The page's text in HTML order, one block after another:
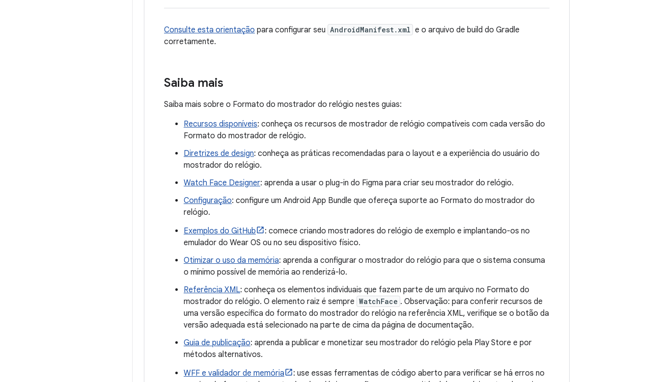
Consulte esta orientação para configurar seu AndroidManifest.xml e o arquivo de build do Gradle
corretamente.
Saiba mais
Saiba mais sobre o Formato do mostrador do relógio nestes guias:
Recursos disponíveis: conheça os recursos de mostrador de relógio compatíveis com cada versão do
Formato do mostrador de relógio.
Diretrizes de design: conheça as práticas recomendadas para o layout e a experiência do usuário do
mostrador do relógio.
Watch Face Designer: aprenda a usar o plug-in do Figma para criar seu mostrador do relógio.
Configuração: configure um Android App Bundle que ofereça suporte ao Formato do mostrador do
relógio.
Exemplos do GitHub
: comece criando mostradores do relógio de exemplo e implantando-os no
emulador do Wear OS ou no seu dispositivo físico.
Otimizar o uso da memória: aprenda a configurar o mostrador do relógio para que o sistema consuma
o mínimo possível de memória ao renderizá-lo.
Referência XML: conheça os elementos individuais que fazem parte de um arquivo no Formato do
mostrador do relógio. O elemento raiz é sempre WatchFace . Observação: para conferir recursos de
uma versão específica do formato do mostrador do relógio na referência XML, verifique se o botão da
versão adequada está selecionado na parte de cima da página de documentação.
Guia de publicação: aprenda a publicar e monetizar seu mostrador do relógio pela Play Store e por
métodos alternativos.
WFF e validador de memória
: use essas ferramentas de código aberto para verificar se há erros no